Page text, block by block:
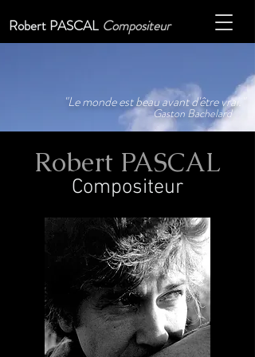
Robert PASCAL Compositeur
"Le monde est beau avant d'être vrai."
Gaston Bachelard
Robert PASCAL
Compositeur